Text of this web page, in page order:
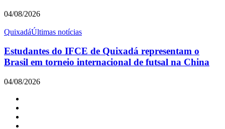
04/08/2026
QuixadáÚltimas notícias
Estudantes do IFCE de Quixadá representam o
Brasil em torneio internacional de futsal na China
04/08/2026